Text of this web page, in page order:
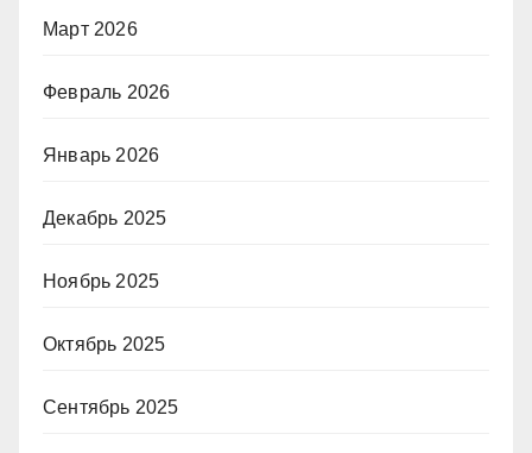
Март 2026
Февраль 2026
Январь 2026
Декабрь 2025
Ноябрь 2025
Октябрь 2025
Сентябрь 2025